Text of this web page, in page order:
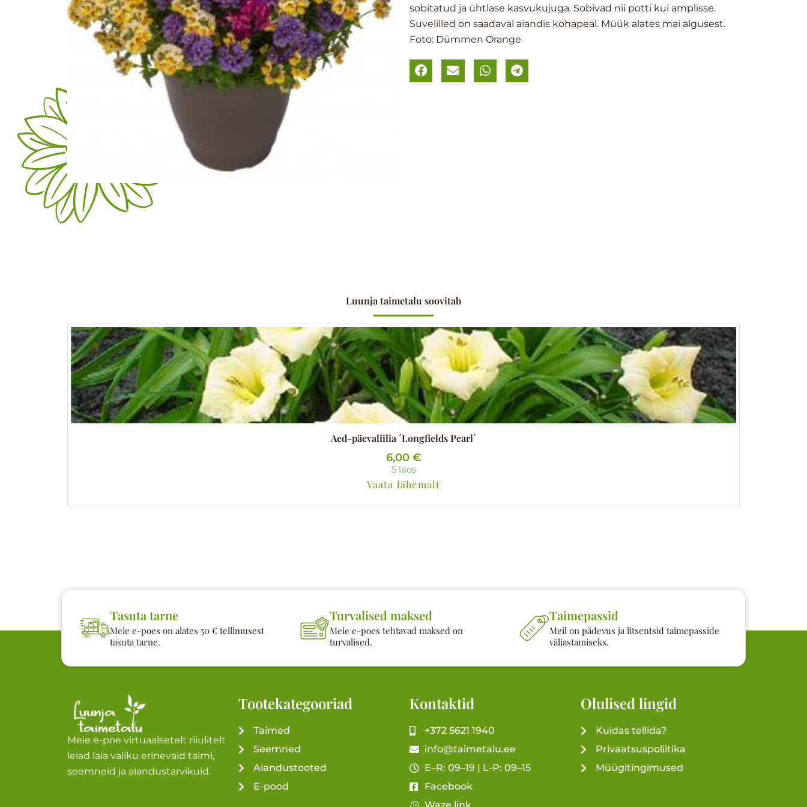
sobitatud ja ühtlase kasvukujuga. Sobivad nii potti kui amplisse.
Suvelilled on saadaval aiandis kohapeal. Müük alates mai algusest.
Foto: Dümmen Orange
Luunja taimetalu soovitab
Aed-päevaliilia ´Longfields Pearl´
6,00 €
5 laos
Vaata lähemalt
Tasuta tarne
Meie e-poes on alates 50 € tellimusest
tasuta tarne.
Turvalised maksed
Meie e-poes tehtavad maksed on
turvalised.
Taimepassid
Meil on pädevus ja litsentsid taimepasside
väljastamiseks.
Meie e-poe virtuaalsetelt riiulitelt
leiad laia valiku erinevaid taimi,
seemneid ja aiandustarvikuid.
Tootekategooriad
Taimed
Seemned
Aiandustooted
E-pood
Kontaktid
+372 5621 1940
info@taimetalu.ee
E–R: 09–19 | L-P: 09–15
Facebook
Olulised lingid
Kuidas tellida?
Privaatsuspoliitika
Müügitingimused